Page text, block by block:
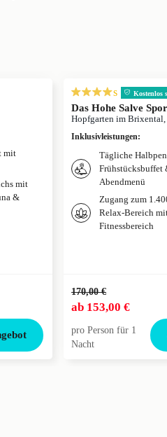
mit
mit
&
s Kostenlos
Das Hohe Salve
Hopfgarten im Brixental,
Inklusivleistungen:
Tägliche
Frühstücksbuffet
Abendmenü
Zugang zum
Relax-Bereich
Fitnessbereich
170,00 €
ab 153,00 €
pro Person für 1
Nacht